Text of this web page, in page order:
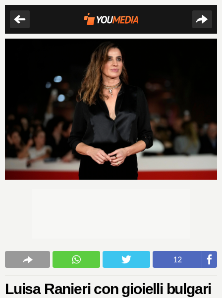
12
Luisa Ranieri con gioielli bulgari